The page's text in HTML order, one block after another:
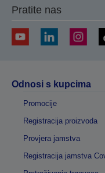
Pratite nas
Odnosi s kupcima
Promocije
Registracija proizvoda
Provjera jamstva
Registracija jamstva